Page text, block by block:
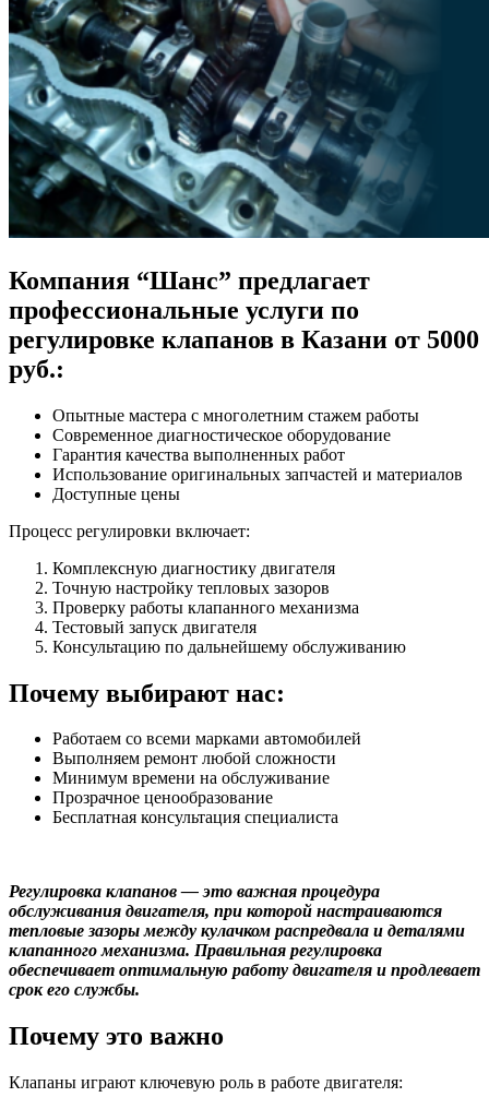
Компания “Шанс” предлагает
профессиональные услуги по
регулировке клапанов в Казани от 5000
руб.:
Опытные мастера с многолетним стажем работы
Современное диагностическое оборудование
Гарантия качества выполненных работ
Использование оригинальных запчастей и материалов
Доступные цены
Процесс регулировки включает:
Комплексную диагностику двигателя
Точную настройку тепловых зазоров
Проверку работы клапанного механизма
Тестовый запуск двигателя
Консультацию по дальнейшему обслуживанию
Почему выбирают нас:
Работаем со всеми марками автомобилей
Выполняем ремонт любой сложности
Минимум времени на обслуживание
Прозрачное ценообразование
Бесплатная консультация специалиста
Регулировка клапанов — это важная процедура
обслуживания двигателя, при которой настраиваются
тепловые зазоры между кулачком распредвала и деталями
клапанного механизма. Правильная регулировка
обеспечивает оптимальную работу двигателя и продлевает
срок его службы.
Почему это важно
Клапаны играют ключевую роль в работе двигателя: